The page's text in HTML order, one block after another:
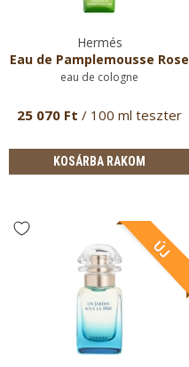
Hermés
Eau de Pamplemousse Rose
eau de cologne
25 070 Ft / 100 ml teszter
KOSÁRBA RAKOM